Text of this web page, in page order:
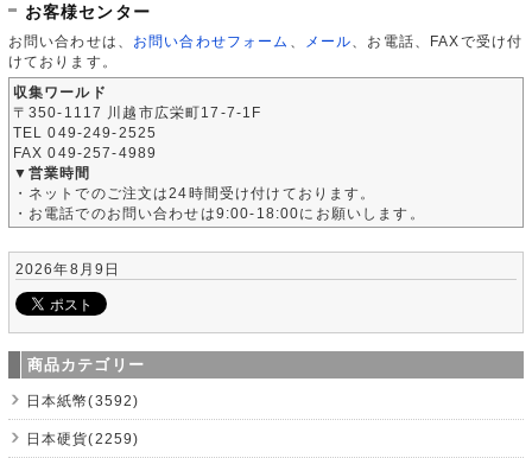
お客様センター
お問い合わせは、 お問い合わせフォーム メール 、お電話、FAXで受け付
けております。
収集ワールド
〒350-1117 川越市広栄町17-7-1F
TEL 049-249-2525
FAX 049-257-4989
▼営業時間
・ネットでのご注文は24時間受け付けております。
・お電話でのお問い合わせは9:00-18:00にお願いします。
2026年8月9日
商品カテゴリー
日本紙幣(3592)
日本硬貨(2259)